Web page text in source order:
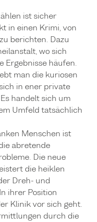
ist sicher
in einen Krimi, von
berichten. Dazu
wo sich
Ergebnisse häufen.
man die kuriosen
in ener private
handelt sich um
Umfeld tatsächlich
Menschen ist
abretende
Die neue
die heiklen
Dreh- und
ihrer Position
Klinik vor sich geht.
durch die